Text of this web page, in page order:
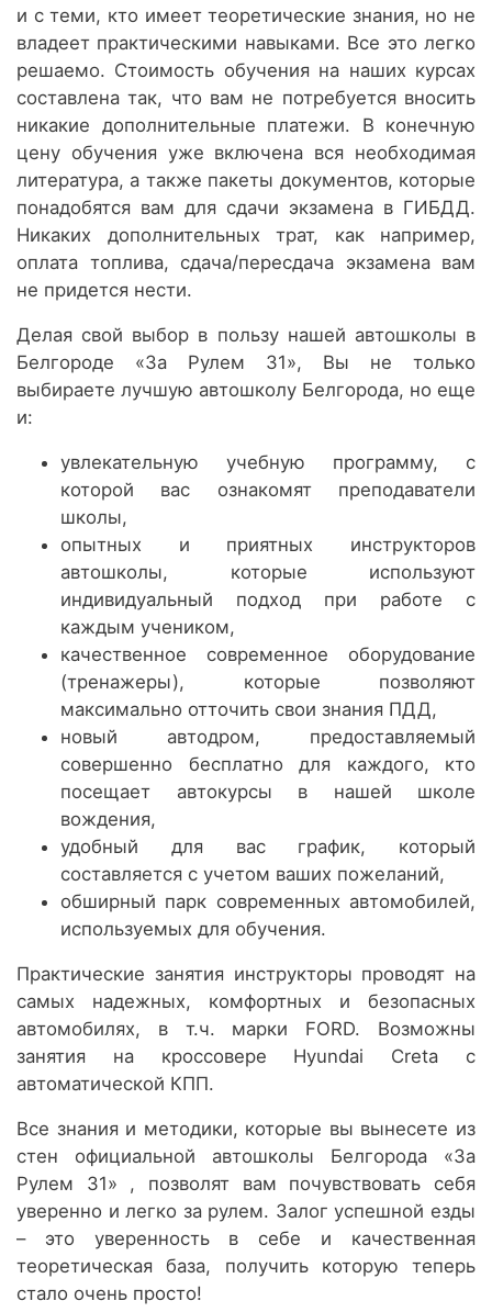
и с теми, кто имеет теоретические знания, но не
владеет практическими навыками. Все это легко
решаемо. Стоимость обучения на наших курсах
составлена так, что вам не потребуется вносить
никакие дополнительные платежи. В конечную
цену обучения уже включена вся необходимая
литература, а также пакеты документов, которые
понадобятся вам для сдачи экзамена в ГИБДД.
Никаких дополнительных трат, как например,
оплата топлива, сдача/пересдача экзамена вам
не придется нести.
Делая свой выбор в пользу нашей автошколы в
Белгороде «За Рулем 31», Вы не только
выбираете лучшую автошколу Белгорода, но еще
и:
увлекательную учебную программу, с
которой вас ознакомят преподаватели
школы,
опытных и приятных инструкторов
автошколы, которые используют
индивидуальный подход при работе с
каждым учеником,
качественное современное оборудование
(тренажеры), которые позволяют
максимально отточить свои знания ПДД,
новый автодром, предоставляемый
совершенно бесплатно для каждого, кто
посещает автокурсы в нашей школе
вождения,
удобный для вас график, который
составляется с учетом ваших пожеланий,
обширный парк современных автомобилей,
используемых для обучения.
Практические занятия инструкторы проводят на
самых надежных, комфортных и безопасных
автомобилях, в т.ч. марки FORD. Возможны
занятия на кроссовере Hyundai Creta с
автоматической КПП.
Все знания и методики, которые вы вынесете из
стен официальной автошколы Белгорода «За
Рулем 31» , позволят вам почувствовать себя
уверенно и легко за рулем. Залог успешной езды
– это уверенность в себе и качественная
теоретическая база, получить которую теперь
стало очень просто!